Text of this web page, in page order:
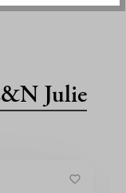
Julie